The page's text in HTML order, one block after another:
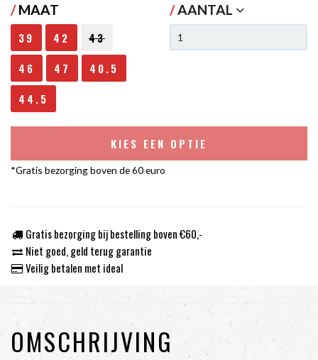
/MAAT
39 42
43
46
47
40.5
44.5
/AANTAL
KIES EEN OPTIE
*Gratis bezorging boven de 60 euro
Gratis bezorging bij bestelling boven €60,-
Niet goed, geld terug garantie
Veilig betalen met ideal
OMSCHRIJVING